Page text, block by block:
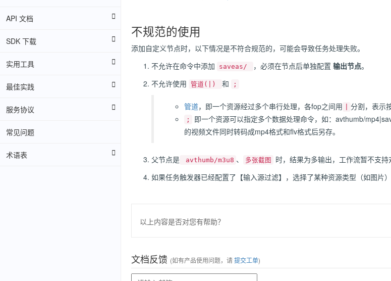
API 文档
SDK 下载
实用工具
最佳实践
服务协议
常见问题
术语表
不规范的使用
添加自定义节点时，以下情况是不符合规范的，可能会导致任务处理失败。
不允许在命令中添加
saveas/ ，必须在节点后单独配置 输出节点。
不允许使用 管道(|) 和 ;
管道，即一个资源经过多个串行处理，各fop之间用 分割，表示
;
即一个资源可以指定多个数据处理命令，如：avthumb/
的视频文件同时转码成mp4格式和flv格式后另存。
父节点是 avthumb/m3u8 、 多张截图
时，结果为多输出，工作流暂不支
如果任务触发器已经配置了【输入源过滤】，选择了某种资源类型（如图片
以上内容是否对您有帮助？
文档反馈 (如有产品使用问题，请提交工单)